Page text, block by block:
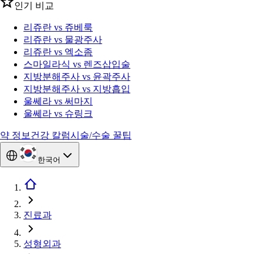
인기 비교
리쥬란 vs 쥬베룩
리쥬란 vs 물광주사
리쥬란 vs 엑소좀
스마일라식 vs 렌즈삽입술
지방분해주사 vs 윤곽주사
지방분해주사 vs 지방흡입
울쎄라 vs 써마지
울쎄라 vs 슈링크
약 정보 건강 칼럼시술/수술 꿀팁
한국어
진료과
성형외과